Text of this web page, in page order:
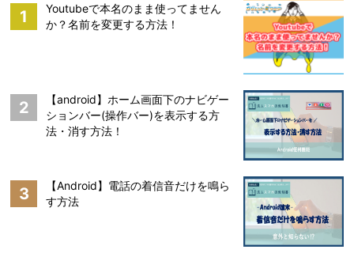
1
Youtubeで本名のまま使ってません
か？名前を変更する方法！
2
【android】ホーム画面下のナビゲー
ションバー(操作バー)を表示する方
法・消す方法！
3
【Android】電話の着信音だけを鳴ら
す方法